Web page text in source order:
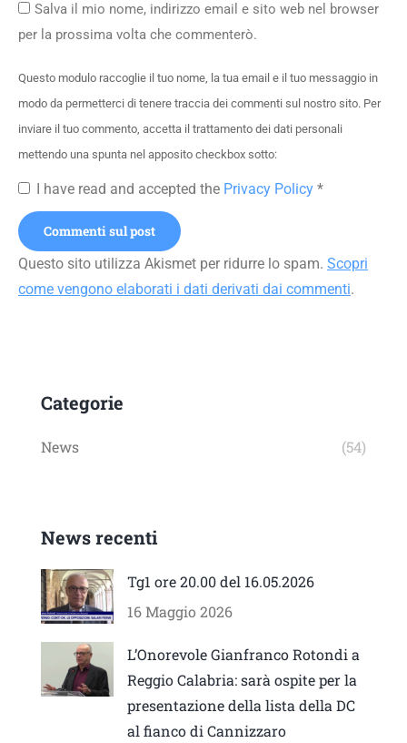
Salva il mio nome, indirizzo email e sito web nel browser
per la prossima volta che commenterò.
Questo modulo raccoglie il tuo nome, la tua email e il tuo messaggio in
modo da permetterci di tenere traccia dei commenti sul nostro sito. Per
inviare il tuo commento, accetta il trattamento dei dati personali
mettendo una spunta nel apposito checkbox sotto:
I have read and accepted the Privacy Policy *
Commenti sul post
Questo sito utilizza Akismet per ridurre lo spam. Scopri
come vengono elaborati i dati derivati dai commenti.
Categorie
News (54)
News recenti
Tg1 ore 20.00 del 16.05.2026
16 Maggio 2026
L’Onorevole Gianfranco Rotondi a
Reggio Calabria: sarà ospite per la
presentazione della lista della DC
al fianco di Cannizzaro